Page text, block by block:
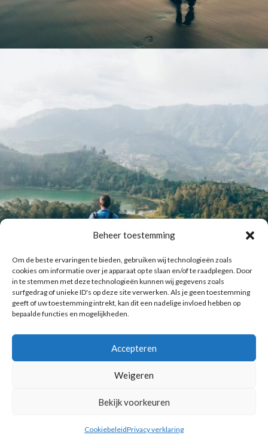
Beheer toestemming
Om de beste ervaringen te bieden, gebruiken wij technologieën zoals
cookies om informatie over je apparaat op te slaan en/of te raadplegen. Door
in te stemmen met deze technologieën kunnen wij gegevens zoals
surfgedrag of unieke ID's op deze site verwerken. Als je geen toestemming
geeft of uw toestemming intrekt, kan dit een nadelige invloed hebben op
bepaalde functies en mogelijkheden.
Accepteren
Weigeren
Bekijk voorkeuren
CookiebeleidPrivacy verklaring
Laat meer posts zien Volg me op Instagram
Copyright © 2016 Reismuts.nl - All rights reserved - Powered by